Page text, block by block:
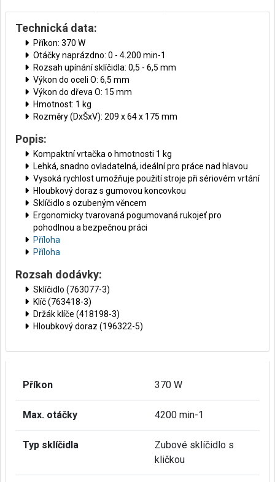
Technická data:
Příkon: 370 W
Otáčky naprázdno: 0 - 4.200 min-1
Rozsah upínání sklíčidla: 0,5 - 6,5 mm
Výkon do oceli O: 6,5 mm
Výkon do dřeva O: 15 mm
Hmotnost: 1 kg
Rozměry (DxŠxV): 209 x 64 x 175 mm
Popis:
Kompaktní vrtačka o hmotnosti 1 kg
Lehká, snadno ovladatelná, ideální pro práce nad hlavou
Vysoká rychlost umožňuje použití stroje při sériovém vrtání
Hloubkový doraz s gumovou koncovkou
Sklíčidlo s ozubeným věncem
Ergonomicky tvarovaná pogumovaná rukojeť pro
pohodlnou a bezpečnou práci
Příloha
Příloha
Rozsah dodávky:
Sklíčidlo (763077-3)
Klíč (763418-3)
Držák klíče (418198-3)
Hloubkový doraz (196322-5)
Příkon 370 W
Max. otáčky 4200 min-1
Typ sklíčidla
Zubové sklíčidlo s
kličkou